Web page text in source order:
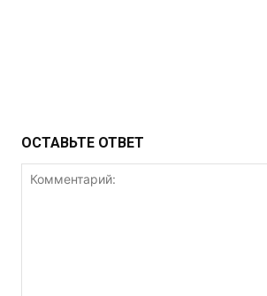
ОСТАВЬТЕ ОТВЕТ